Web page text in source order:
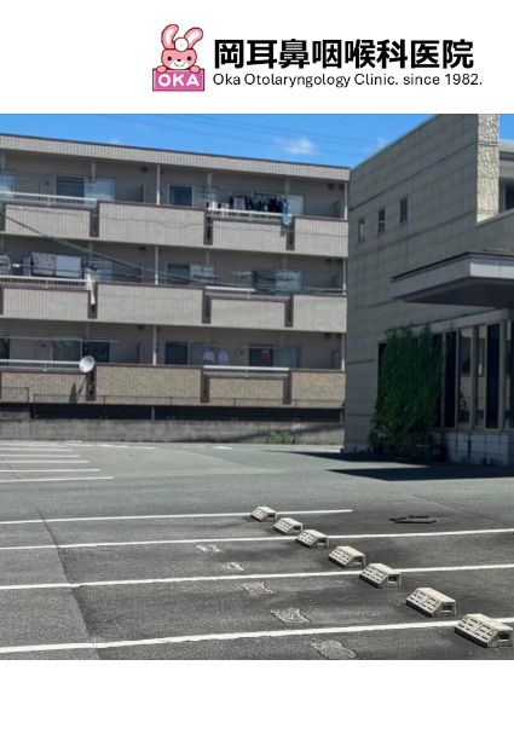
ツ
へ
ス
キ
ッ
プ
シ
ョ
ン
に
移
動